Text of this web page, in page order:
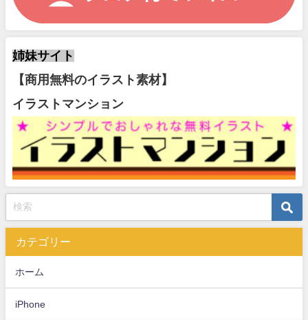
姉妹サイト
【商用無料のイラスト素材】
イラストマンション
カテゴリー
ホーム
iPhone